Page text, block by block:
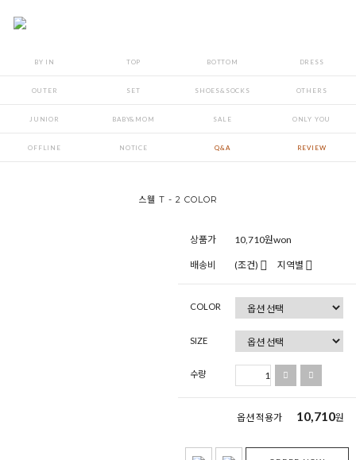
BY IN TOP BOTTOM DRESS
OUTER SET SHOES&SOCKS OTHERS
JUNIOR BABY&MOM SALE ONLY YOU
OFFLINE NOTICE Q&A REVIEW
스웰 T - 2 COLOR
상품가 10,710원won
배송비 (조건) 지역별
COLOR
SIZE
수량
옵션 적용가 10,710원